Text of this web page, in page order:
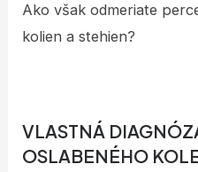
Ako však odmeriate
kolien a stehien?
VLASTNÁ
OSLABENÉHO